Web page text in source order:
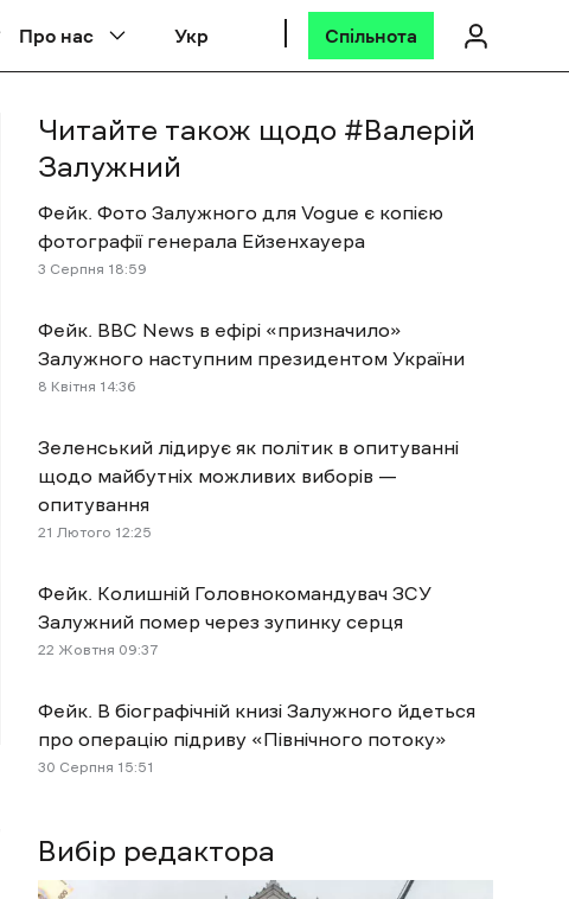
Про нас Укр Спільнота
Вибір редактора
Читайте також щодо # Валерій
Залужний
Фейк. Фото Залужного для Vogue є копією
фотографії генерала Ейзенхауера
3 Cерпня 18:59
Фейк. ВВС News в ефірі «призначило»
Залужного наступним президентом України
8 Квітня 14:36
Зеленський лідирує як політик в опитуванні
щодо майбутніх можливих виборів —
опитування
21 Лютого 12:25
Фейк. Колишній Головнокомандувач ЗСУ
Залужний помер через зупинку серця
22 Жовтня 09:37
Фейк. В біографічній книзі Залужного йдеться
про операцію підриву «Північного потоку»
30 Cерпня 15:51